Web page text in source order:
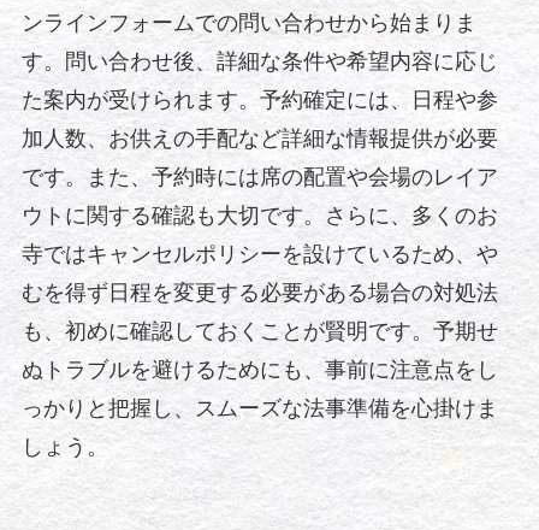
ンラインフォームでの問い合わせから始まりま
す。問い合わせ後、詳細な条件や希望内容に応じ
た案内が受けられます。予約確定には、日程や参
加人数、お供えの手配など詳細な情報提供が必要
です。また、予約時には席の配置や会場のレイア
ウトに関する確認も大切です。さらに、多くのお
寺ではキャンセルポリシーを設けているため、や
むを得ず日程を変更する必要がある場合の対処法
も、初めに確認しておくことが賢明です。予期せ
ぬトラブルを避けるためにも、事前に注意点をし
っかりと把握し、スムーズな法事準備を心掛けま
しょう。